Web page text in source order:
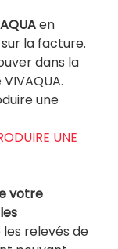
en
la facture.
dans la
une
UNE
votre
relevés de